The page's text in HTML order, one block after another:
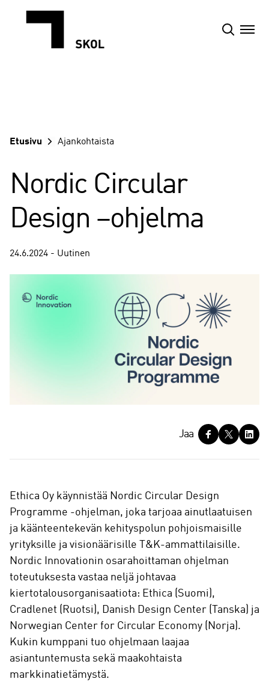
sisältöön
Etusivu Ajankohtaista
Nordic Circular
Design –ohjelma
24.6.2024 - Uutinen
a
Jaa
Ethica Oy käynnistää Nordic Circular Design
Programme -ohjelman, joka tarjoaa ainutlaatuisen
ja käänteentekevän kehityspolun pohjoismaisille
yrityksille ja visionäärisille T&K-ammattilaisille.
Nordic Innovationin osarahoittaman ohjelman
toteutuksesta vastaa neljä johtavaa
kiertotalousorganisaatiota: Ethica (Suomi),
Cradlenet (Ruotsi), Danish Design Center (Tanska) ja
Norwegian Center for Circular Economy (Norja).
Kukin kumppani tuo ohjelmaan laajaa
asiantuntemusta sekä maakohtaista
markkinatietämystä.